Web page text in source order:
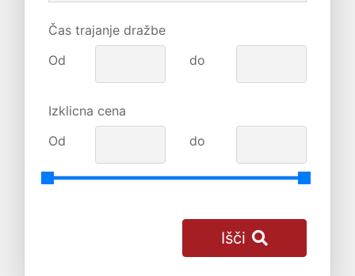
Čas trajanje dražbe
Od
do
Izklicna cena
Od
do
Išči